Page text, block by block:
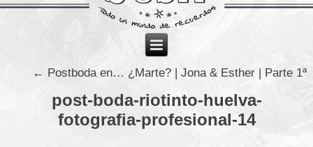
← Postboda en… ¿Marte? | Jona & Esther | Parte 1ª
post-boda-riotinto-huelva-
fotografia-profesional-14